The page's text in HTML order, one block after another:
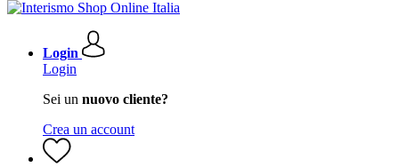
Login
Login
Sei un nuovo cliente?
Crea un account